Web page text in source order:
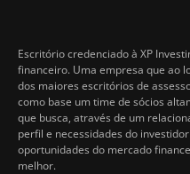
Escritório credenciado à XP
financeiro. Uma empresa que ao
dos maiores escritórios de
como base um time de sócios
que busca, através de um
perfil e necessidades do
oportunidades do mercado
melhor.